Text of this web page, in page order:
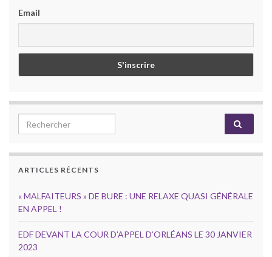
Email
Search for:
ARTICLES RÉCENTS
« MALFAITEURS » DE BURE : UNE RELAXE QUASI GÉNÉRALE
EN APPEL !
EDF DEVANT LA COUR D’APPEL D’ORLÉANS LE 30 JANVIER
2023